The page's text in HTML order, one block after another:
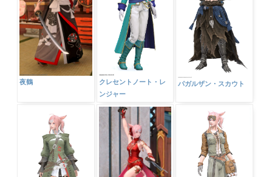
夜鶴
クレセントノート・レ
ンジャー
パガルザン・スカウト